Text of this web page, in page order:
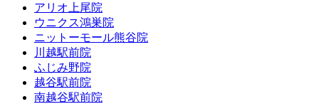
アリオ上尾院
ウニクス鴻巣院
ニットーモール熊谷院
川越駅前院
ふじみ野院
越谷駅前院
南越谷駅前院